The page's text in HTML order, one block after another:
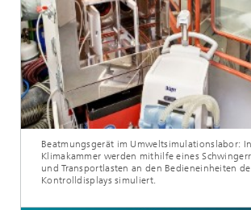
Beatmungsgerät im Umweltsimulationslabor:
Klimakammer werden mithilfe eines
und Transportlasten an den Bedieneinheiten
Kontrolldisplays simuliert.